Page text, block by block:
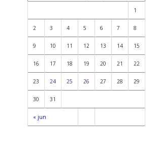
« jun
1
2 3 4 5 6 7 8
9 10 11 12 13 14 15
16 17 18 19 20 21 22
23 24 25 26 27 28 29
30 31